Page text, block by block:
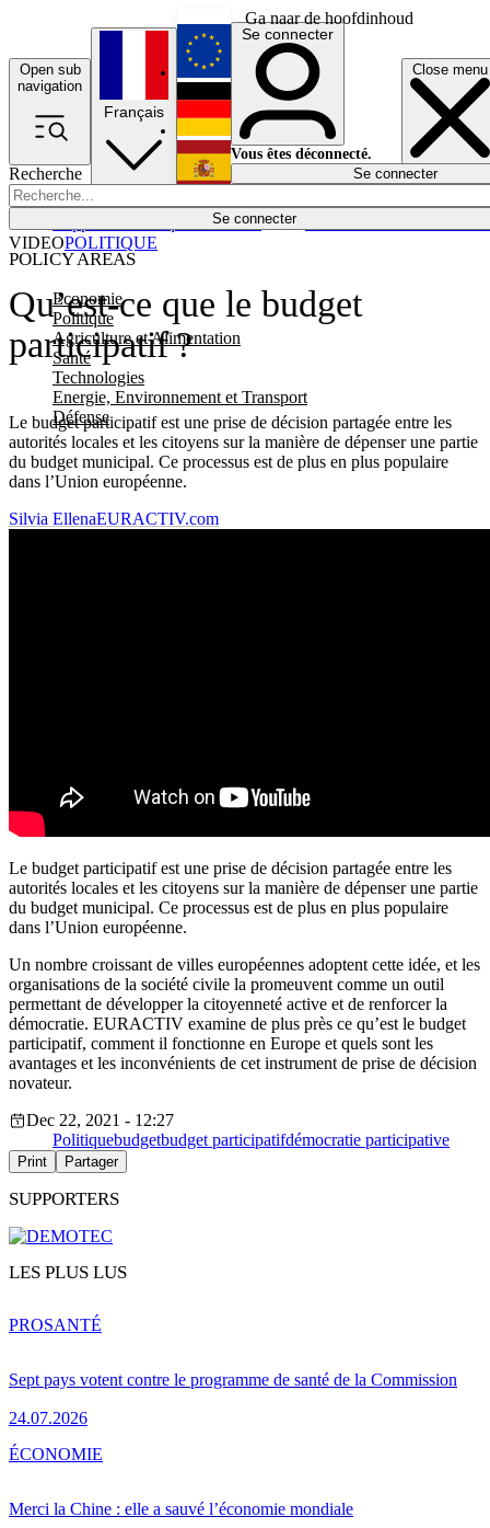
Ga naar de hoofdinhoud
Open sub
navigation
Close menu
Recherche
Se connecter
POLICY AREAS
Economie
Politique
Agriculture et Alimentation
Santé
Technologies
Energie, Environnement et Transport
Défense
Économie
Français
English
Deutsch
Español
Se connecter
Vous êtes déconnecté.
Se connecter
Qu’est-ce que le budget
participatif ?
Le budget participatif est une prise de décision partagée entre les
autorités locales et les citoyens sur la manière de dépenser une partie
du budget municipal. Ce processus est de plus en plus populaire
dans l’Union européenne.
VIDEOPOLITIQUE
Silvia EllenaEURACTIV.com
Le budget participatif est une prise de décision partagée entre les
autorités locales et les citoyens sur la manière de dépenser une partie
du budget municipal. Ce processus est de plus en plus populaire
dans l’Union européenne.
Un nombre croissant de villes européennes adoptent cette idée, et les
organisations de la société civile la promeuvent comme un outil
permettant de développer la citoyenneté active et de renforcer la
démocratie. EURACTIV examine de plus près ce qu’est le budget
participatif, comment il fonctionne en Europe et quels sont les
avantages et les inconvénients de cet instrument de prise de décision
novateur.
Dec 22, 2021 - 12:27
Politiquebudgetbudget participatifdémocratie participative
Print Partager
SUPPORTERS
LES PLUS LUS
Sept pays votent contre le programme de santé de la Commission
24.07.2026
PROSANTÉ
Merci la Chine : elle a sauvé l’économie mondiale
ÉCONOMIE